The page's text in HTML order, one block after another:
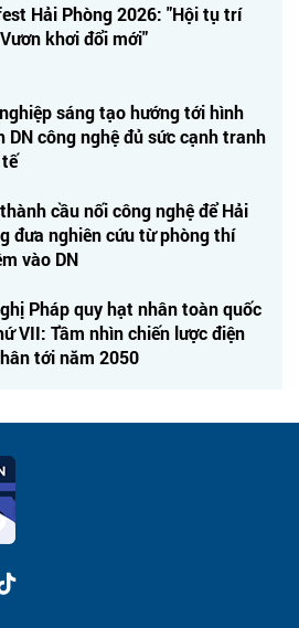
Hải Phòng 2026: "Hội tụ trí
khơi đổi mới"
sáng tạo hướng tới hình
DN công nghệ đủ sức cạnh tranh
cầu nối công nghệ để Hải
đưa nghiên cứu từ phòng thí
vào DN
Pháp quy hạt nhân toàn quốc
VII: Tầm nhìn chiến lược điện
tới năm 2050